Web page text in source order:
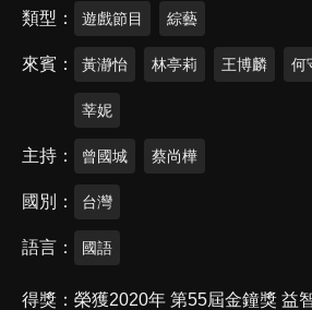
類型 遊戲節目 綜藝
來賓 黃瀞怡 林亭莉 王博麟 何
莘妮
主持 曾國城 蔡尚樺
國別 台灣
語言 國語
得獎
榮獲2020年 第55屆金鐘獎 益